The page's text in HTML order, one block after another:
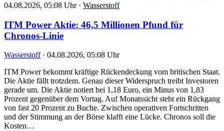
04.08.2026, 05:08 Uhr · Wasserstoff
ITM Power Aktie: 46,5 Millionen Pfund für
Chronos-Linie
Wasserstoff · 04.08.2026, 05:08 Uhr
ITM Power bekommt kräftige Rückendeckung vom britischen Staat.
Die Aktie fällt trotzdem. Genau dieser Widerspruch treibt Investoren
gerade um. Die Aktie notiert bei 1,18 Euro, ein Minus von 1,83
Prozent gegenüber dem Vortag. Auf Monatssicht steht ein Rückgang
von fast 20 Prozent zu Buche. Zwischen operativen Fortschritten
und der Stimmung an der Börse klafft eine Lücke. Chronos soll die
Kosten…